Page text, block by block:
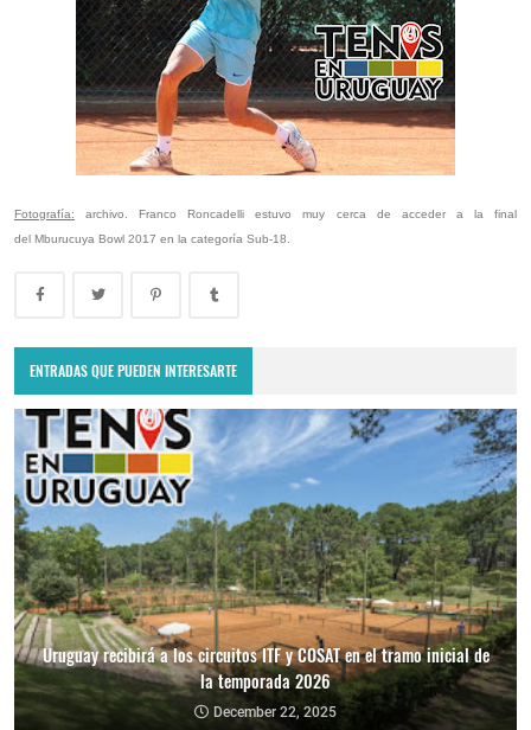
Fotografía: archivo. Franco Roncadelli estuvo muy cerca de acceder a la final
del Mburucuya Bowl 2017 en la categoría Sub-18.
ENTRADAS QUE PUEDEN INTERESARTE
Uruguay recibirá a los circuitos ITF y COSAT en el tramo inicial de
la temporada 2026
December 22, 2025